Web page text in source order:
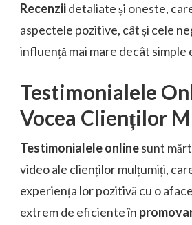
Recenziidetaliate și oneste,
aspectele pozitive, cât și cele
influență mai mare decât simple
Testimonialele
Vocea Clienților
Testimonialele onlinesunt
video ale clienților mulțumiți,
experiența lor pozitivă cu o
extrem de eficiente în